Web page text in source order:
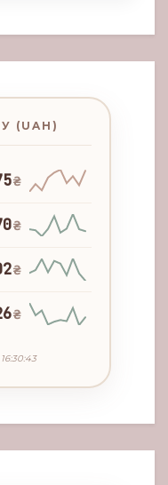
(UAH)
₴
₴
₴
₴